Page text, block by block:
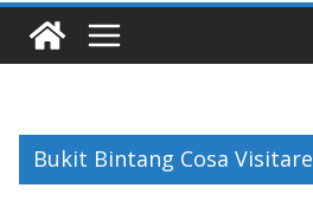
Bukit Bintang Cosa Visitare